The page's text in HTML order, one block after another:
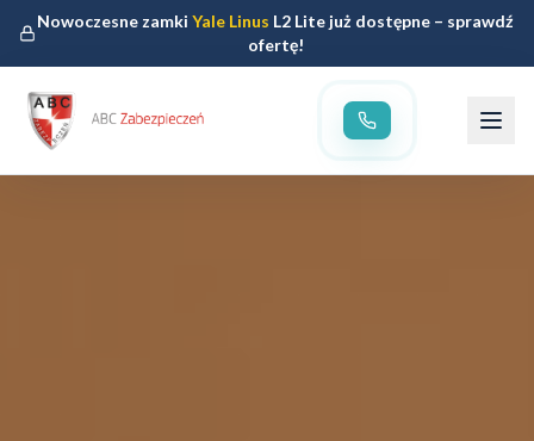
Nowoczesne zamkiYale Linus L2 Lite już dostępne – sprawdź
ofertę!